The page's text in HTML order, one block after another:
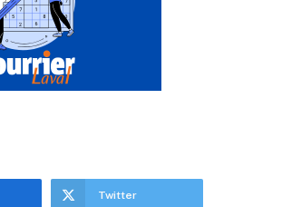
Twitter